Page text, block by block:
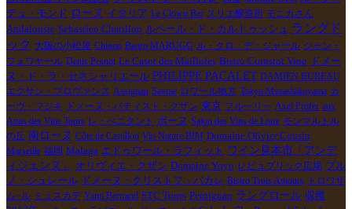
デュ・モンド ローヌ イタリア Le Clown Bar スリエ醸造所 モニカさん
Andalousie Sebastien Chatillon ルペール・ド・カルトゥッシュ ラングド
ック 大阪の小松屋 Chinon Bistro MARUGO ル・クロ・デ・ジャール ジャン・
フォワヤール Denis Pesnot Le Casot des Mailloles Bistro Coinstot Vino
ドメー
ヌ・ド・ラ・セネシャリエール PHILIPPE PACALET DAMIEN BUREAU
エクサン・プロヴァンス Assignan Savoie ロワール地方 Tokyo Musashikoyama カ
ーヴ・フジキ
ドメーヌ・バティスト・クザン 東京 フルーリー Axel Prüfer aux
Amis des Vins Tours レ・ぺニタント ボーヌ Salon des Vins de Loire モンマルトル
の丘 南ローヌ Côte de Castillon Vin Nature BIM Domaine Olivier Cousin
Marseille 福岡 Malaga エドゥワール・ラフィット ワイン見本市「アンデ
ィジェンヌ」
オリヴィエ・クザン Domaine Yoyo レピュブリック広場 ブル
ノ・シュレール
ドメーヌ・クリストフ・パカレ Bistro Trois Amours トロワザ
ム−ル ミュスカデ Yann Bertrand STC Tours Perpignan ラングロール 収穫